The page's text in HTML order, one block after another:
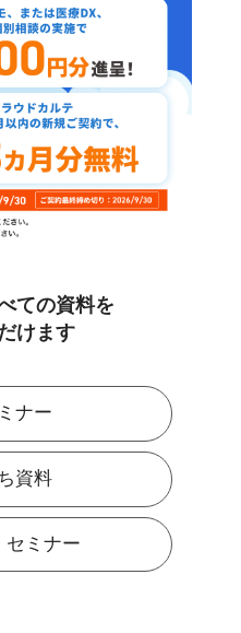
ての資料を
けます
ナー
資料
セミナー